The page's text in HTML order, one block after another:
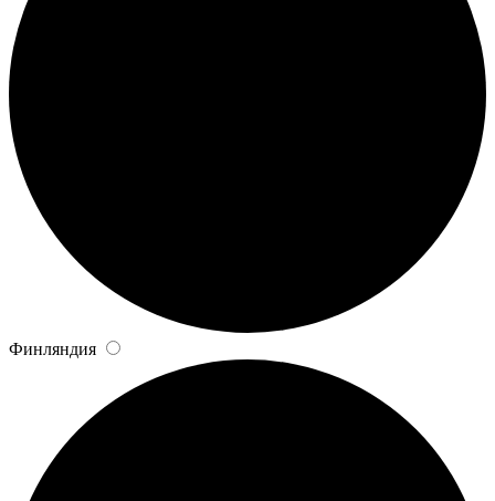
Финляндия